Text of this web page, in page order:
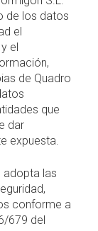
de los datos
el
el
de Quadro
que
dar
expuesta.
adopta las
conforme a
679 del